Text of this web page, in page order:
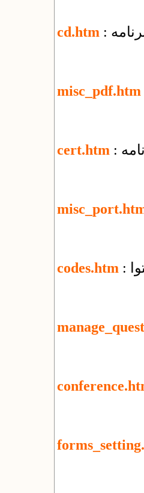
cd.htm
misc_pdf.htm
cert.htm
codes.htm